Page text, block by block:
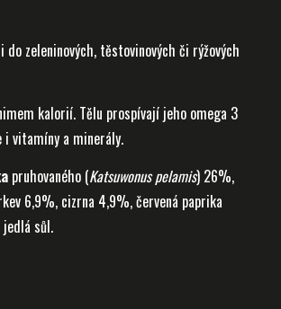
zeleninových, těstovinových či rýžových
kalorií. Tělu prospívají jeho omega 3
i vitamíny a minerály.
pruhovaného (Katsuwonus pelamis) 26%,
6,9%, cizrna 4,9%, červená paprika
sůl.